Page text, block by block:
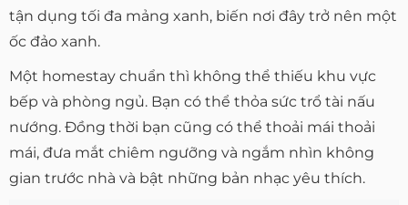
tận dụng tối đa mảng xanh, biến nơi đây trở nên một
ốc đảo xanh.
Một homestay chuẩn thì không thể thiếu khu vực
bếp và phòng ngủ. Bạn có thể thỏa sức trổ tài nấu
nướng. Đồng thời bạn cũng có thể thoải mái thoải
mái, đưa mắt chiêm ngưỡng và ngắm nhìn không
gian trước nhà và bật những bản nhạc yêu thích.